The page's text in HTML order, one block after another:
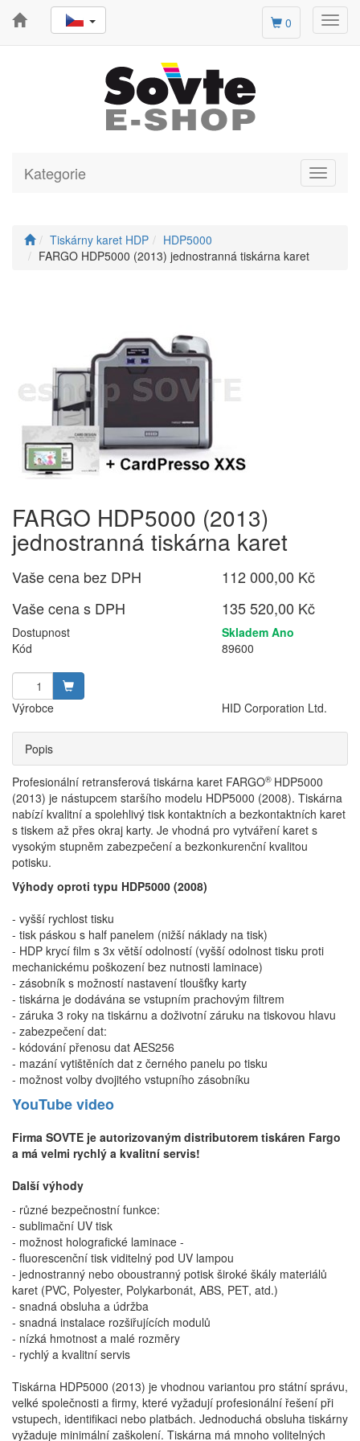
0
Toggle
Kategorie
Tiskárny karet HDP
HDP5000
FARGO HDP5000 (2013) jednostranná tiskárna karet
FARGO HDP5000 (2013)
jednostranná tiskárna karet
Vaše cena bez DPH
112 000,00 Kč
Vaše cena s DPH
135 520,00 Kč
Dostupnost
Skladem Ano
Kód
89600
Výrobce HID Corporation Ltd.
Popis
Profesionální retransferová tiskárna karet FARGO® HDP5000
(2013) je nástupcem staršího modelu HDP5000 (2008). Tiskárna
nabízí kvalitní a spolehlivý tisk kontaktních a bezkontaktních karet
s tiskem až přes okraj karty. Je vhodná pro vytváření karet s
vysokým stupněm zabezpečení a bezkonkurenční kvalitou
potisku.
Výhody oproti typu HDP5000 (2008)
- vyšší rychlost tisku
- tisk páskou s half panelem (nižší náklady na tisk)
- HDP krycí film s 3x větší odolností (vyšší odolnost tisku proti
mechanickému poškození bez nutnosti laminace)
- zásobník s možností nastavení tloušťky karty
- tiskárna je dodávána se vstupním prachovým filtrem
- záruka 3 roky na tiskárnu a doživotní záruku na tiskovou hlavu
- zabezpečení dat:
- kódování přenosu dat AES256
- mazání vytištěních dat z černého panelu po tisku
- možnost volby dvojitého vstupního zásobníku
YouTube video
Firma SOVTE je autorizovaným distributorem tiskáren Fargo
a má velmi rychlý a kvalitní servis!
Další výhody
- různé bezpečnostní funkce:
- sublimační UV tisk
- možnost holografické laminace -
- fluorescenční tisk viditelný pod UV lampou
- jednostranný nebo oboustranný potisk široké škály materiálů
karet (PVC, Polyester, Polykarbonát, ABS, PET, atd.)
- snadná obsluha a údržba
- snadná instalace rozšiřujících modulů
- nízká hmotnost a malé rozměry
- rychlý a kvalitní servis
Tiskárna HDP5000 (2013) je vhodnou variantou pro státní správu,
velké společnosti a firmy, které vyžadují profesionální řešení při
vstupech, identifikaci nebo platbách. Jednoduchá obsluha tiskárny
vyžaduje minimální zaškolení. Tiskárna má mnoho volitelných